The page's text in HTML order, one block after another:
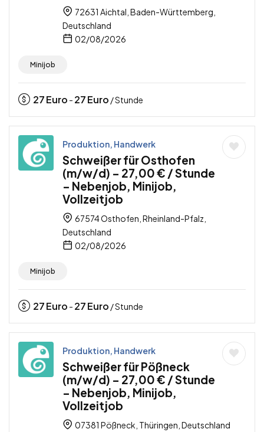
72631 Aichtal, Baden-Württemberg,
Deutschland
02/08/2026
Minijob
27Euro - 27Euro / Stunde
Produktion, Handwerk
Schweißer für Osthofen
(m/w/d) – 27,00 € / Stunde
– Nebenjob, Minijob,
Vollzeitjob
67574 Osthofen, Rheinland-Pfalz,
Deutschland
02/08/2026
Minijob
27Euro - 27Euro / Stunde
Produktion, Handwerk
Schweißer für Pößneck
(m/w/d) – 27,00 € / Stunde
– Nebenjob, Minijob,
Vollzeitjob
07381 Pößneck, Thüringen, Deutschland